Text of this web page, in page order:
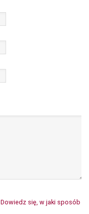
Dowiedz się, w jaki sposób